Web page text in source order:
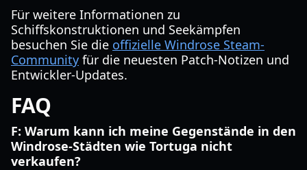
Für weitere Informationen zu
Schiffskonstruktionen und Seekämpfen
besuchen Sie die offizielle Windrose Steam-
Community für die neuesten Patch-Notizen und
Entwickler-Updates.
FAQ
F: Warum kann ich meine Gegenstände in den
Windrose-Städten wie Tortuga nicht
verkaufen?